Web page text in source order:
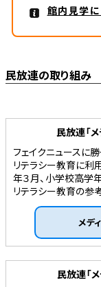
館内見学に
民放連の取り組み
民放連「
フェイクニュースに勝
リテラシー教育に利
年３月、小学校高学
リテラシー教育の参
メデ
民放連「